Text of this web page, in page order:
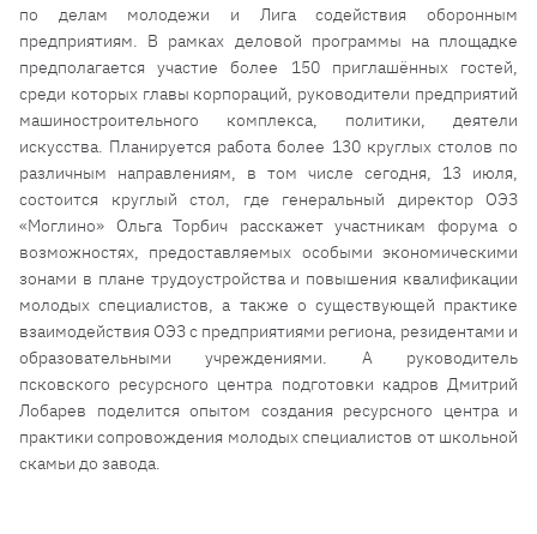
по делам молодежи и Лига содействия оборонным
предприятиям. В рамках деловой программы на площадке
предполагается участие более 150 приглашённых гостей,
среди которых главы корпораций, руководители предприятий
машиностроительного комплекса, политики, деятели
искусства. Планируется работа более 130 круглых столов по
различным направлениям, в том числе сегодня, 13 июля,
состоится круглый стол, где генеральный директор ОЭЗ
«Моглино» Ольга Торбич расскажет участникам форума о
возможностях, предоставляемых особыми экономическими
зонами в плане трудоустройства и повышения квалификации
молодых специалистов, а также о существующей практике
взаимодействия ОЭЗ с предприятиями региона, резидентами и
образовательными учреждениями. А руководитель
псковского ресурсного центра подготовки кадров Дмитрий
Лобарев поделится опытом создания ресурсного центра и
практики сопровождения молодых специалистов от школьной
скамьи до завода.